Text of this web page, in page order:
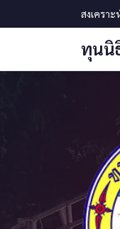
สงเครา
ทุนนิ